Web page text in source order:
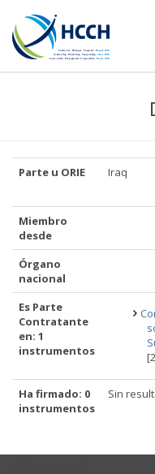
Parte u ORIE Iraq
Miembro
desde
Órgano
nacional
Es Parte
Contratante
en: 1
instrumentos
Ha firmado: 0
instrumentos
Sin